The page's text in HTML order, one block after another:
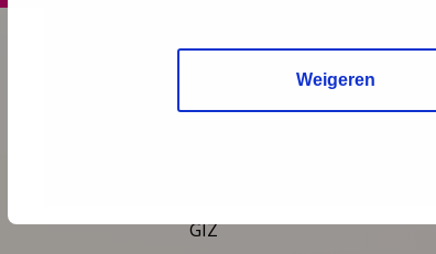
Weigeren
GIZ